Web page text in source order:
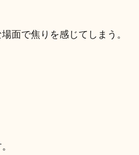
面で焦りを感じてしまう。